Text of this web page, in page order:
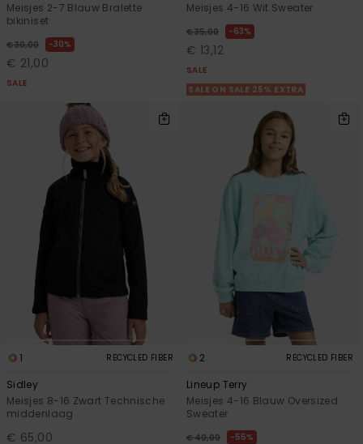
Meisjes 2-7 Blauw Bralette
bikiniset
€ 30,00 30%
€ 21,00
SALE
Meisjes 4-16 Wit Sweater
€ 35,00 63%
€ 13,12
SALE
SALE ON SALE 25% EXTRA
1 RECYCLED FIBER
Sidley
Meisjes 8-16 Zwart Technische
middenlaag
€ 65,00
2 RECYCLED FIBER
Lineup Terry
Meisjes 4-16 Blauw Oversized
Sweater
€ 40,00 55%